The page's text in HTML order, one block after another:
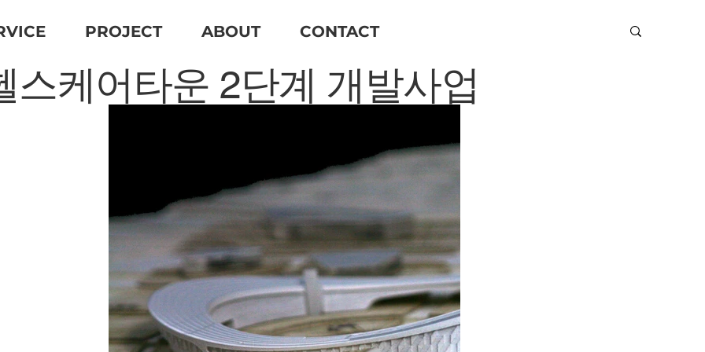
PROJECT ABOUT CONTACT
스케어타운 2단계 개발사업